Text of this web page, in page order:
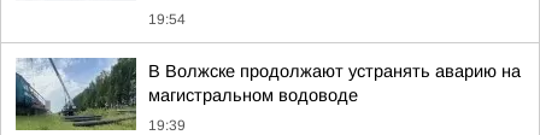
19:54
В Волжске продолжают устранять аварию на
магистральном водоводе
19:39